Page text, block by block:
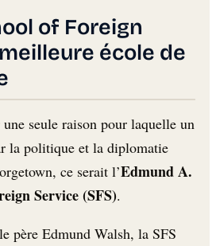
of Foreign
école de
seule raison pour laquelle un
la politique et la diplomatie
ce serait l’Edmund A.
Service (SFS).
père Edmund Walsh, la SFS